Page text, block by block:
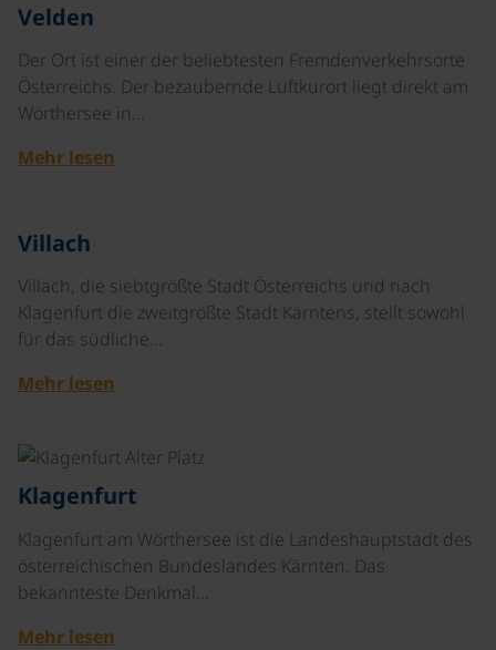
Velden
Der Ort ist einer der beliebtesten Fremdenverkehrsorte
Österreichs. Der bezaubernde Luftkurort liegt direkt am
Wörthersee in…
Mehr lesen
Villach
Villach, die siebtgrößte Stadt Österreichs und nach
Klagenfurt die zweitgrößte Stadt Kärntens, stellt sowohl
für das südliche…
Mehr lesen
Klagenfurt
Klagenfurt am Wörthersee ist die Landeshauptstadt des
österreichischen Bundeslandes Kärnten. Das
bekannteste Denkmal…
Mehr lesen